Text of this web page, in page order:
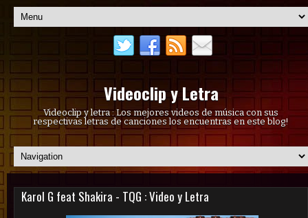
Videoclip y Letra
Videoclip y letra : Los mejores videos de música con sus
respectivas letras de canciones los encuentras en este blog!
Karol G feat Shakira - TQG : Video y Letra